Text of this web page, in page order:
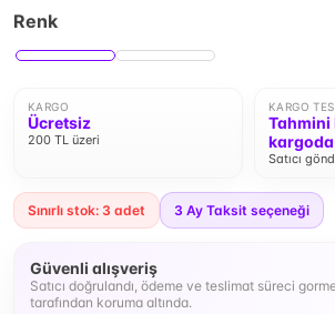
Renk
KARGO
Ücretsiz
200 TL üzeri
KARGO
Tahmini
kargoda
Satıcı
Sınırlı stok: 3 adet 3 Ay Taksit seçeneği
Güvenli alışveriş
Satıcı doğrulandı, ödeme ve teslimat süreci
tarafından koruma altında.